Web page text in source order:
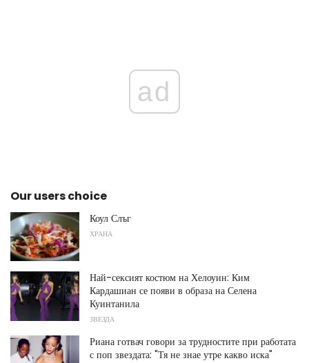
ad
Our users choice
Коул Слъг
ХРАНА
Най-сексият костюм на Хелоуин: Ким
Кардашиан се появи в образа на Селена
Куинтанила
ЗВЕЗДА
Риана готвач говори за трудностите при работата
с поп звездата: "Тя не знае утре какво иска"